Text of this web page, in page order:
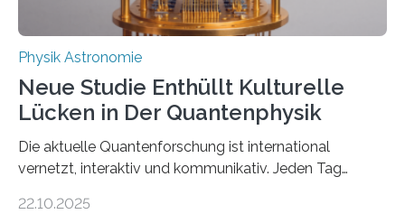
Physik Astronomie
Neue Studie Enthüllt Kulturelle
Lücken in Der Quantenphysik
Die aktuelle Quantenforschung ist international
vernetzt, interaktiv und kommunikativ. Jeden Tag
22.10.2025